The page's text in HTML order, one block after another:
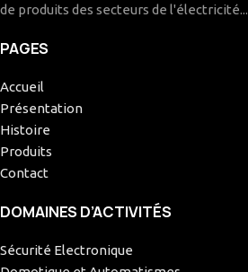
de produits des secteurs de l'électricité...
PAGES
Accueil
Présentation
Histoire
Produits
Contact
DOMAINES D’ACTIVITÉS
Sécurité Electronique